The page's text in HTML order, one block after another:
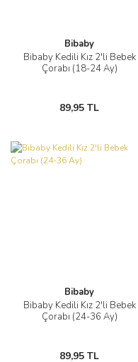
Bibaby
Bibaby Kedili Kız 2'li Bebek
Çorabı (18-24 Ay)
89,95 TL
Bibaby
Bibaby Kedili Kız 2'li Bebek
Çorabı (24-36 Ay)
89,95 TL